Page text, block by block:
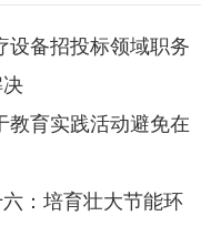
设备招投标领域职务
教育实践活动避免在
：培育壮大节能环